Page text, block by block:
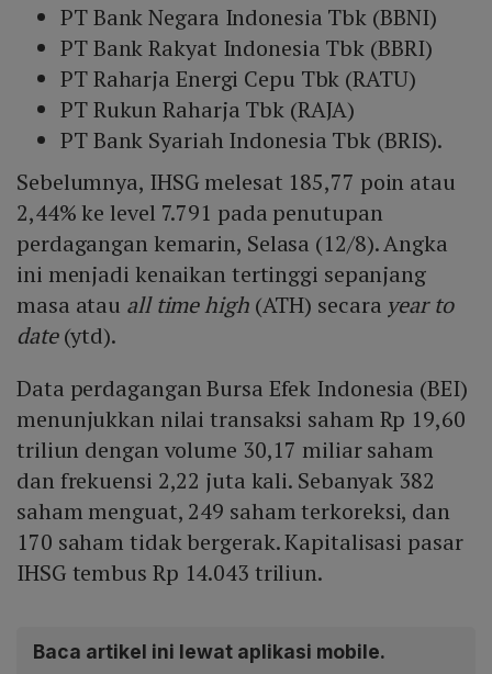
PT Bank Negara Indonesia Tbk (BBNI)
PT Bank Rakyat Indonesia Tbk (BBRI)
PT Raharja Energi Cepu Tbk (RATU)
PT Rukun Raharja Tbk (RAJA)
PT Bank Syariah Indonesia Tbk (BRIS).
Sebelumnya, IHSG melesat 185,77 poin atau
2,44% ke level 7.791 pada penutupan
perdagangan kemarin, Selasa (12/8). Angka
ini menjadi kenaikan tertinggi sepanjang
masa atau all time high(ATH) secara year to
date(ytd).
Data perdagangan Bursa Efek Indonesia (BEI)
menunjukkan nilai transaksi saham Rp 19,60
triliun dengan volume 30,17 miliar saham
dan frekuensi 2,22 juta kali. Sebanyak 382
saham menguat, 249 saham terkoreksi, dan
170 saham tidak bergerak. Kapitalisasi pasar
IHSG tembus Rp 14.043 triliun.
Baca artikel ini lewat aplikasi mobile.